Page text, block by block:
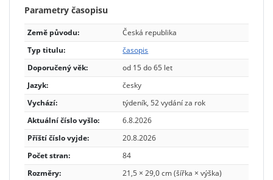
Parametry časopisu
Země původu:
Česká republika
Typ titulu:
časopis
Doporučený věk:
od 15 do 65 let
Jazyk:
česky
Vychází:
týdeník, 52 vydání za rok
Aktuální číslo vyšlo:
6.8.2026
Příští číslo vyjde:
20.8.2026
Počet stran:
84
Rozměry:
21,5 × 29,0 cm (šířka × výška)